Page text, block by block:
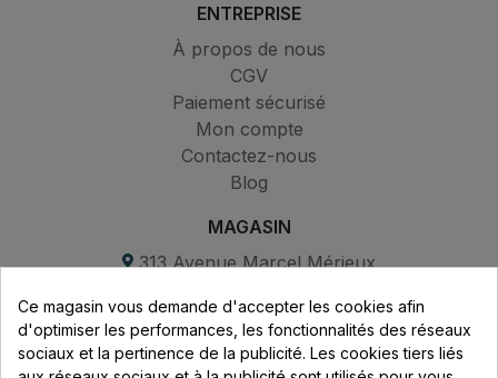
ENTREPRISE
À propos de nous
CGV
Paiement sécurisé
Mon compte
Contactez-nous
Blog
MAGASIN
313 Avenue Marcel Mérieux
69530 Brignais
Ce magasin vous demande d'accepter les cookies afin
d'optimiser les performances, les fonctionnalités des réseaux
sociaux et la pertinence de la publicité. Les cookies tiers liés